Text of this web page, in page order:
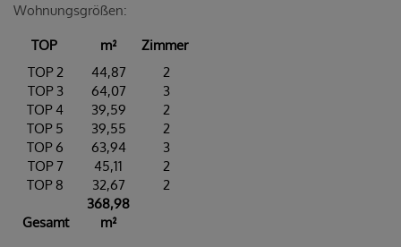
Wohnungsgrößen:
TOP m²
Zimmer
TOP 2
44,87
2
TOP 3
64,07
3
TOP 4
39,59
2
TOP 5
39,55
2
TOP 6
63,94
3
TOP 7
45,11
2
TOP 8
32,67 2
Gesamt
368,98
m²